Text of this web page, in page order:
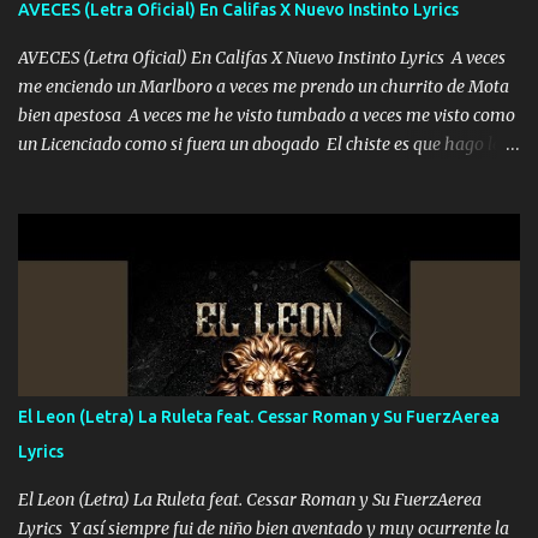
AVECES (Letra Oficial) En Califas X Nuevo Instinto Lyrics
AVECES (Letra Oficial) En Califas X Nuevo Instinto Lyrics A veces
me enciendo un Marlboro a veces me prendo un churrito de Mota
bien apestosa A veces me he visto tumbado a veces me visto como
un Licenciado como si fuera un abogado El chiste es que hago lo
corriente no quieren verte subir de level trucha mis plebes Música
A veces me pongo un sombrero a veces me ven la cachucha de lado
con la mirada siempre en alto A veces me fajó una super o a veces
me fajó una Glock siempre armado todas las generaciones yo
traigo El chiste es que hago lo que quiero pues así soy me mandó
yo tengo el control a todos yo les paro el dedo soy hocicon un
malcriado un malandrón Que Les importa no saben nada falsas
las risas las que me miran hay gente corriente no quieren ve...
El Leon (Letra) La Ruleta feat. Cessar Roman y Su FuerzAerea
Lyrics
El Leon (Letra) La Ruleta feat. Cessar Roman y Su FuerzAerea
Lyrics Y así siempre fui de niño bien aventado y muy ocurrente la